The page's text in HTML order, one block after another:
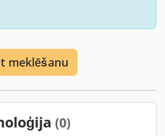
meklēšanu
(0)